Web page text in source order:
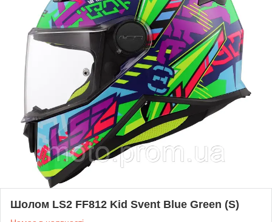
Шолом LS2 FF812 Kid Svent Blue Green (S)